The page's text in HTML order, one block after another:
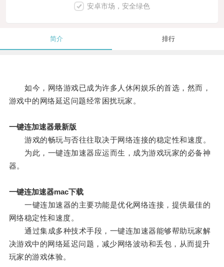
安卓市场，安全绿色
简介 排行
如今，网络游戏已成为许多人休闲娱乐的首选，然而，
游戏中的网络延迟问题经常困扰玩家。
一键连加速器最新版
游戏的畅玩与否往往取决于网络连接的稳定性和速度。
为此，一键连加速器应运而生，成为游戏玩家的必备神
器。
一键连加速器mac下载
一键连加速器的主要功能是优化网络连接，提供最佳的
网络稳定性和速度。
通过集成多种技术手段，一键连加速器能够帮助玩家解
决游戏中的网络延迟问题，减少网络波动和丢包，从而提升
玩家的游戏体验。